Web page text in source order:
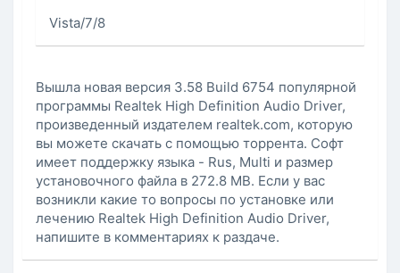
Vista/7/8
Вышла новая версия 3.58 Build 6754 популярной
программы Realtek High Definition Audio Driver,
произведенный издателем realtek.com, которую
вы можете скачать с помощью торрента. Софт
имеет поддержку языка - Rus, Multi и размер
установочного файла в 272.8 MB. Если у вас
возникли какие то вопросы по установке или
лечению Realtek High Definition Audio Driver,
напишите в комментариях к раздаче.